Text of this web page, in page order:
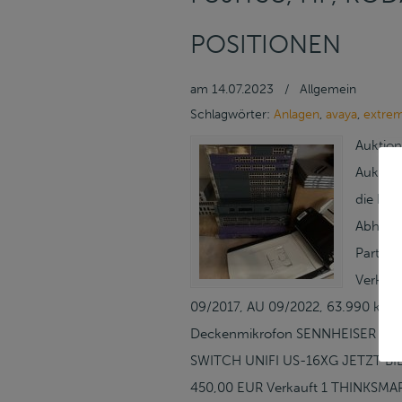
POSITIONEN
am 14.07.2023 /
Allgemein
Schlagwörter: Anlagen, avaya,
die IT-
09/2017, AU 09/2022, 63.990 km,
Deckenmikrofon SENNHEISER
SWITCH UNIFI US-16XG JETZT
450,00 EUR Verkauft 1